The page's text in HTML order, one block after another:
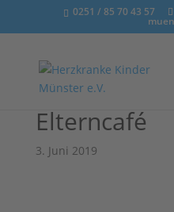
0251 / 85 70 43 57
Elterncafé
3. Juni 2019